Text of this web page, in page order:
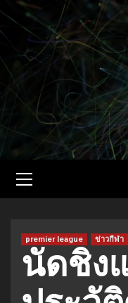
Skip
content
Menu
premier league ข่าวกีฬา
นัดชิง